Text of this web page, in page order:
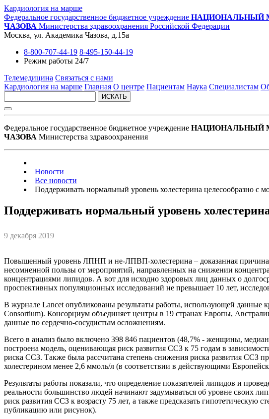
Кардиология на марше
Федеральное государственное бюджетное учреждение НАЦИОНАЛЬНЫЙ
ЧАЗОВА Министерства здравоохранения Российской Федерации
Москва, ул. Академика Чазова, д.15а
8-800-707-44-19 8-495-150-44-19
Режим работы 24/7
Телемедицина Связаться с нами
Кардиология на марше Главная О центре Пациентам Наука Специалистам
ИСКАТЬ
Федеральное государственное бюджетное учреждение НАЦИОНАЛЬНЫЙ
ЧАЗОВА Министерства здравоохранения
Новости
Все новости
Поддерживать нормальный уровень холестерина целесообразно с
Поддерживать нормальный уровень
9 декабря 2019
Повышенный уровень ЛПНП и не-ЛПВП-холестерина – доказанная причина
несомненной пользы от мероприятий, направленных на снижении
концентрациями липидов. А вот для исходно здоровых лиц данных о
проспективных популяционных исследований не превышает 10 лет,
В журнале Lancet опубликованы результаты работы, использующей
Consortium). Консорциум объединяет центры в 19 странах Европы,
данные по сердечно-сосудистым осложнениям.
Всего в анализ было включено 398 846 пациентов (48,7% - женщины,
построена модель, оценивающая риск развития ССЗ к 75 годам в
риска ССЗ. Также была рассчитана степень снижения риска развития
холестерином менее 2,6 ммоль/л (в соответствии в действующими
Результаты работы показали, что определение показателей липидов и
реальности большинство людей начинают задумываться об уровне своих
риск развития ССЗ к возрасту 75 лет, а также предсказать
публикацию или рисунок).